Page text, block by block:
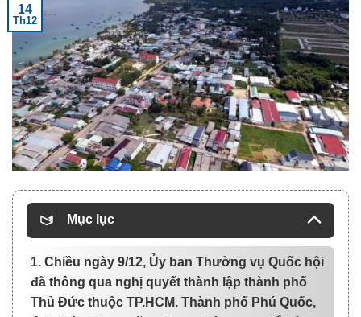
14
Th12
Mục lục
1. Chiều ngày 9/12, Ủy ban Thường vụ Quốc hội
đã thông qua nghị quyết thành lập thành phố
Thủ Đức thuộc TP.HCM. Thành phố Phú Quốc,